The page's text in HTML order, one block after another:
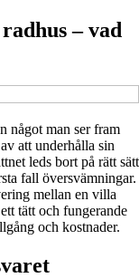
– vad
något man ser fram
att underhålla sin
leds bort på rätt sätt
fall översvämningar.
mellan en villa
tätt och fungerande
och kostnader.